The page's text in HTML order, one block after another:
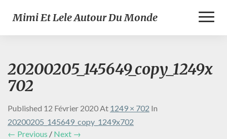
Mimi Et Lele Autour Du Monde
20200205_145649_copy_1249x
702
Published 12 Février 2020At 1249 × 702 In
20200205_145649_copy_1249x702
← Previous / Next →